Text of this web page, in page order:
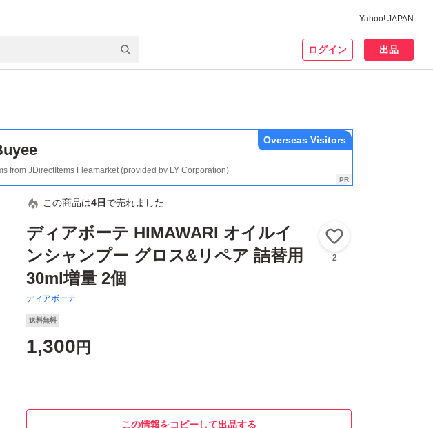
Yahoo! JAPAN
ログイン 出品
from JDirectItems Fleamarket (provided by LY Corporation)
Overseas Visitors
この商品は4日 で売れました
ディアボーテ HIMAWARI オイルイ
ンシャンプー グロス&リペア 詰替用
30ml増量 2個
ディアボーテ
2
送料無料
1,300 円
この情報をコピーして出品する